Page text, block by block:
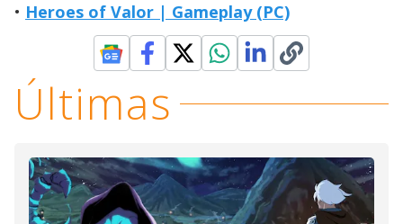
Heroes of Valor | Gameplay (PC)
Últimas